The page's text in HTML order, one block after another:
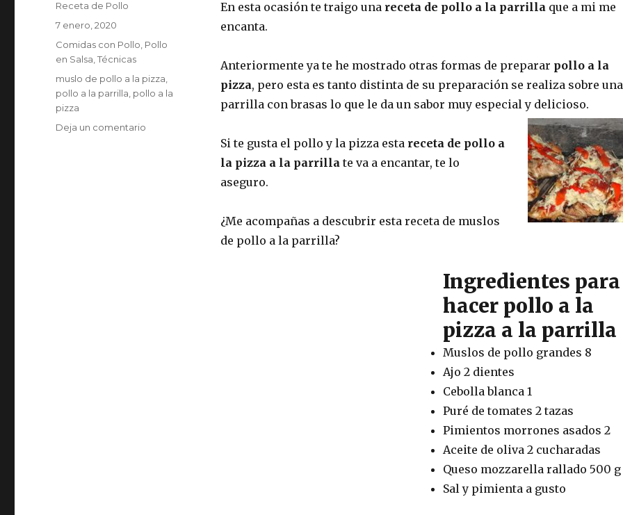
En esta ocasión te traigo una receta de pollo a la parrilla que a mi me
encanta.
Anteriormente ya te he mostrado otras formas de preparar pollo a la
pizza, pero esta es tanto distinta de su preparación se realiza sobre una
parrilla con brasas lo que le da un sabor muy especial y delicioso.
Si te gusta el pollo y la pizza esta receta de pollo a
la pizza a la parrilla te va a encantar, te lo
aseguro.
¿Me acompañas a descubrir esta receta de muslos
de pollo a la parrilla?
Ingredientes para
hacer pollo a la
pizza a la parrilla
Muslos de pollo grandes 8
Ajo 2 dientes
Cebolla blanca 1
Puré de tomates 2 tazas
Pimientos morrones asados 2
Aceite de oliva 2 cucharadas
Queso mozzarella rallado 500 g
Sal y pimienta a gusto
Autor
Receta de Pollo
Publicado
7 enero, 2020
Categorías
Comidas con Pollo Pollo
en Salsa ,Técnicas
Etiquetas
muslo de pollo a la pizza
pollo a la parrilla pollo a la
pizza
Deja un comentario